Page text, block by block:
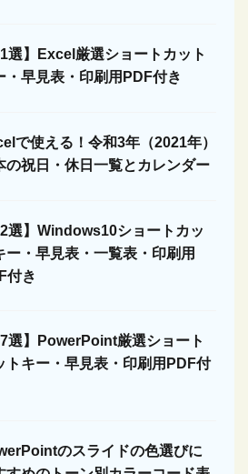
選】Excel厳選ショートカット
・早見表・印刷用PDF付き
で使える！令和3年（2021年）
の祝日・休日一覧とカレンダー
選】Windows10ショートカッ
ー・早見表・一覧表・印刷用
付き
選】PowerPoint厳選ショート
トキー・早見表・印刷用PDF付
のスライドの色選びに